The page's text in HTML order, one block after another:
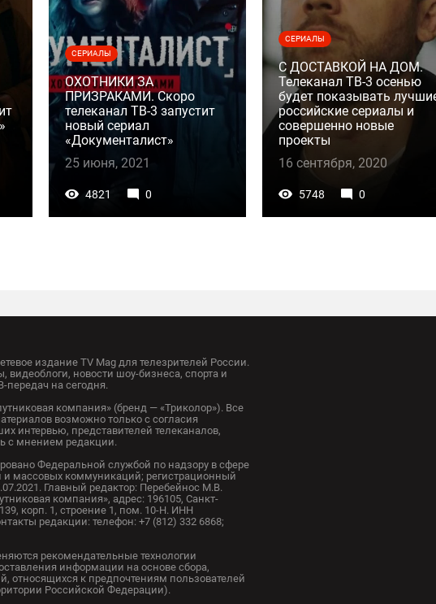
СЕРИАЛЫ
ОХОТНИКИ ЗА
ПРИЗРАКАМИ. Скоро
телеканал ТВ-3 запустит
новый сериал
«Документалист»
25 июня, 2021
4821 0
СЕРИАЛЫ
С ДОСТАВКОЙ НА ДОМ.
Телеканал ТВ-3 осенью
будет показывать
российские сериалы и
совершенно новые
проекты
16 сентября, 2020
5748 0
издание TV Mag для телезрителей России.
новости шоу-бизнеса, спорта и
передач на сегодня.
компания» (бренд — «Триколор»). Все
возможно только с согласия
интервью, представителей телеканалов,
с мнением редакции.
Федеральной службой по надзору в сфере
массовых коммуникаций; регистрационный
Главный редактор: Перебейнос М.В.
компания», адрес: 196105, Санкт-
корп. 1, строение 1, пом. 10-Н. ИНН
редакции: телефон: +7 (812) 332 6868;
рекомендательные технологии
информации на основе сбора,
относящихся к предпочтениям пользователей
Российской Федерации).